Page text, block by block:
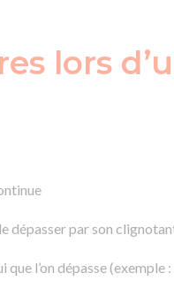
lors
dépasser par son
l’on dépasse (exemple